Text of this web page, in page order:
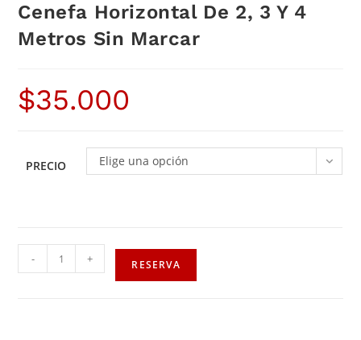
Cenefa Horizontal De 2, 3 Y 4
Metros Sin Marcar
$35.000
PRECIO Elige una opción
- + RESERVA